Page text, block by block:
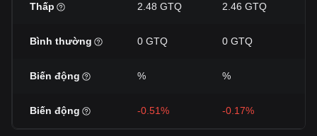
Thấp 2.48 GTQ 2.46 GTQ
Bình thường 0 GTQ 0 GTQ
Biến động % %
Biến động -0.51% -0.17%